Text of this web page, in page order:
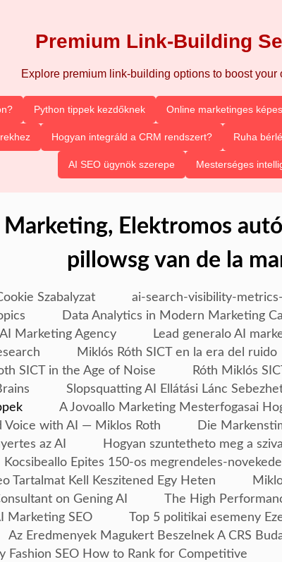
Premium Link-Building
Explore premium link-building options to boost your
Python tippek kezdőknek Online marketinges
Hogyan integráld a CRM rendszert? Ruha
AI SEO ügynök szerepe Mesterséges
Marketing, Elektromos
pillowsg van de la
Szabalyzat ai-search-visibility-
Data Analytics in Modern Marketing
Marketing Agency Lead generalo AI
Miklós Róth SICT en la era del ruido
SICT in the Age of Noise Róth Miklós
Slopsquatting AI Ellátási Lánc
A Jovoallo Marketing Mesterfogasai
Voice with AI — Miklos Roth Die
az AI
Hogyan szuntetheto meg a
Kocsibeallo Epites 150-os megrendeles-
Tartalmat Kell Keszitened Egy Heten
on Gening AI The High
Marketing SEO
Top 5 politikai esemeny
Az Eredmenyek Magukert Beszelnek A CRS
Fashion SEO How to Rank for Competitive